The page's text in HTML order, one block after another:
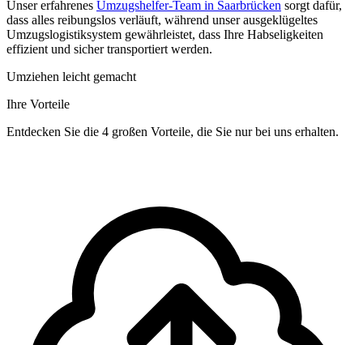
Unser erfahrenes Umzugshelfer-Team in Saarbrücken sorgt dafür,
dass alles reibungslos verläuft, während unser ausgeklügeltes
Umzugslogistiksystem gewährleistet, dass Ihre Habseligkeiten
effizient und sicher transportiert werden.
Umziehen leicht gemacht
Ihre Vorteile
Entdecken Sie die 4 großen Vorteile, die Sie nur bei uns erhalten.